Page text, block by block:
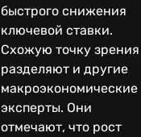
быстрого снижения
ключевой ставки.
Схожую точку зрения
разделяют и другие
макроэкономические
эксперты. Они
отмечают, что рост